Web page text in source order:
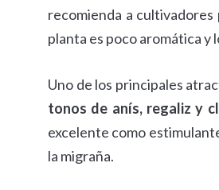
recomienda a
planta es poco aromática y
Uno de los principales
tonos de anís, regaliz y
excelente como
la migraña.